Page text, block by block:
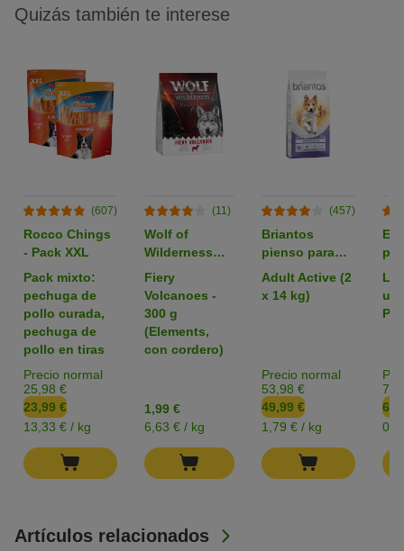
Artículos relacionados
Quizás también te interese
(607)
Rocco Chings
- Pack XXL
Pack mixto:
pechuga de
pollo curada,
pechuga de
pollo en tiras
Precio normal
25,98 €
23,99 €
13,33 € / kg
(11)
Wolf of
Wilderness
pienso para
perros -
Formato de
prueba
Fiery
Volcanoes -
300 g
(Elements,
con cordero)
1,99 €
6,63 € / kg
(457)
Briantos
pienso para
perros - Pack
Ahorro
Adult Active (2
x 14 kg)
Precio normal
53,98 €
49,99 €
1,79 € / kg
L: